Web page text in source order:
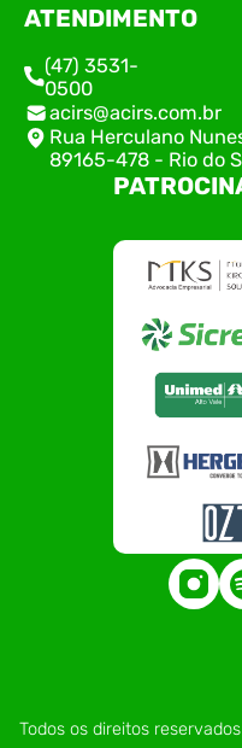
ATENDIMENTO
(47) 3531-
0500
acirs@acirs.com.br
Rua Herculano
89165-478 - Rio do
Todos os direitos